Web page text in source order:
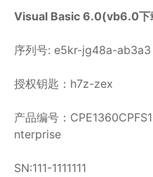
Visual Basic 6.0(vb6.0下
序列号: e5kr-jg48a-ab3a3
授权钥匙：h7z-zex
产品编号：
nterprise
SN:111-1111111